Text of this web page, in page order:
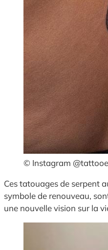
© Instagram
Ces tatouages de serpent
symbole de renouveau,
une nouvelle vision sur la